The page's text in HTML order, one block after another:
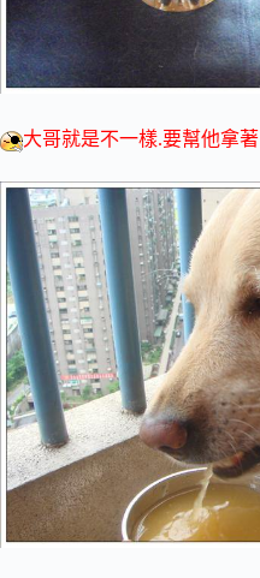
大哥就是不一樣.要幫他拿著